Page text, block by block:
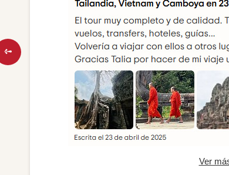
Ver